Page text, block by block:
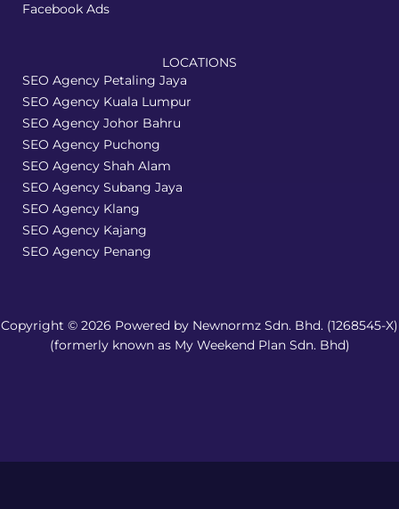
Facebook Ads
LOCATIONS
SEO Agency Petaling Jaya
SEO Agency Kuala Lumpur
SEO Agency Johor Bahru
SEO Agency Puchong
SEO Agency Shah Alam
SEO Agency Subang Jaya
SEO Agency Klang
SEO Agency Kajang
SEO Agency Penang
Copyright © 2026 Powered by Newnormz Sdn. Bhd. (1268545-X)
(formerly known as My Weekend Plan Sdn. Bhd)